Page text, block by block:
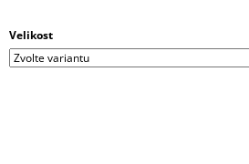
Velikost
CRAZY
SINGLET